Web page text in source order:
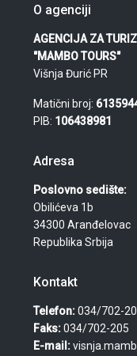
O agenciji
AGENCIJA ZA
"MAMBO TOURS"
Višnja Đurić PR
Matični broj:
PIB: 106438981
Adresa
Poslovno sedište:
Obilićeva 1b
34300 Aranđelovac
Republika Srbija
Kontakt
Telefon:034/702-
Faks:034/702-205
E-mail: